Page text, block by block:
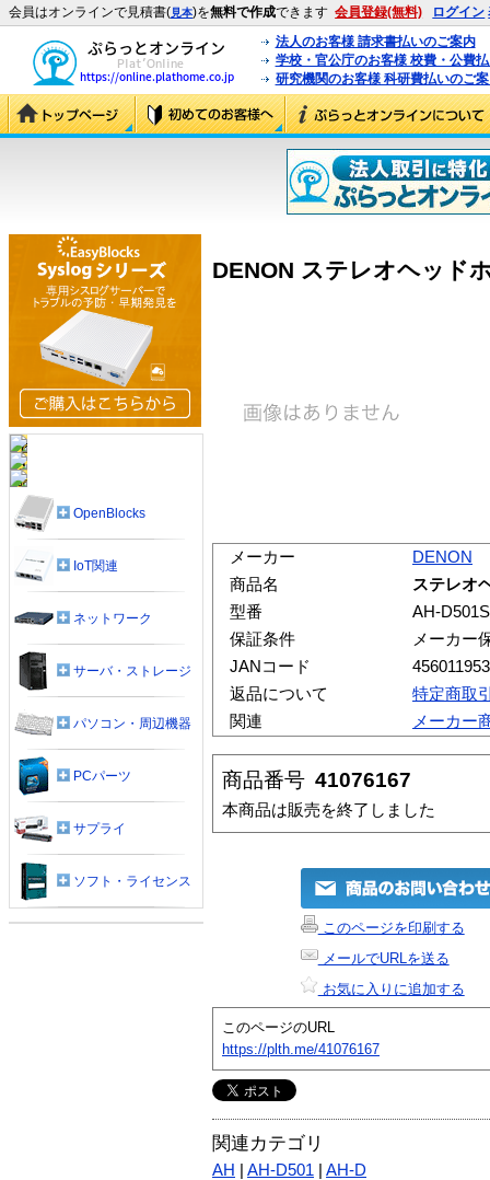
会員はオンラインで見積書(見本)を無料で作成できます 会員登録(無料) ログイン
法人のお客様 請求書払いのご案内
学校・官公庁のお客様 校費・公費
研究機関のお客様 科研費払いのご
DENON ステレオヘッド
メーカー
DENON
商品名
ステレオ
型番
AH-D501S
保証条件
メーカー
JANコード
返品について
特定商取
関連
メーカー
商品番号 41076167
本商品は販売を終了しました
このページを印刷する
メールでURLを送る
お気に入りに追加する
このページのURL
https://plth.me/41076167
関連カテゴリ
AH AH-D501 AH-D
OpenBlocks
IoT関連
ネットワーク
サーバ・ストレージ
パソコン・周辺機器
PCパーツ
サプライ
ソフト・ライセンス